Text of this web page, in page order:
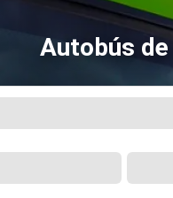
Autobús